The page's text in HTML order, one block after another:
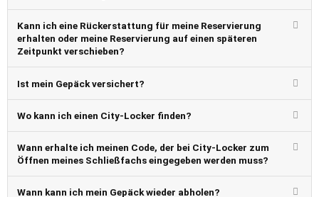
Kann ich eine Rückerstattung für meine Reservierung
erhalten oder meine Reservierung auf einen späteren
Zeitpunkt verschieben?
Ist mein Gepäck versichert?
Wo kann ich einen City-Locker finden?
Wann erhalte ich meinen Code, der bei City-Locker zum
Öffnen meines Schließfachs eingegeben werden muss?
Wann kann ich mein Gepäck wieder abholen?